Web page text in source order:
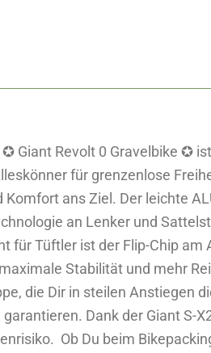
Revolt 0 Gravelbike ✪
für grenzenlose
ans Ziel. Der leichte
an Lenker und
Tüftler ist der Flip-Chip
Stabilität und mehr
die Dir in steilen Anstiegen
Dank der Giant S-
Ob Du beim